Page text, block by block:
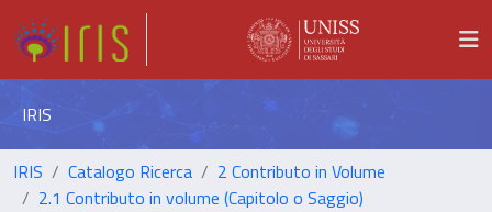
IRIS
IRIS Catalogo Ricerca
2 Contributo in Volume
2.1 Contributo in volume (Capitolo o Saggio)